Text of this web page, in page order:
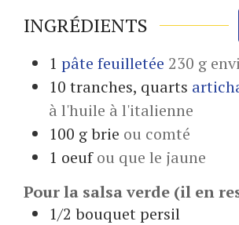
INGRÉDIENTS
1 pâte feuilletée 230 g
10 tranches, quarts
à l'huile à l'italienne
100 gbrie ou comté
1 oeuf ou que le jaune
Pour la salsa verde (il en
1/2 bouquetpersil